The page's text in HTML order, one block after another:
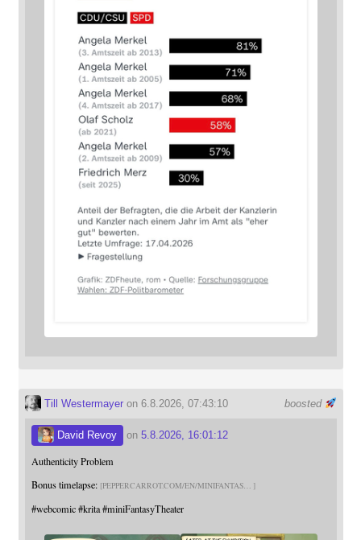
boosted
Till Westermayeron 6.8.2026, 07:43:10
David Revoy on 5.8.2026, 16:01:12
Authenticity Problem
Bonus timelapse: PEPPERCARROT.COM/EN/MINIFANTAS
#webcomic #krita #miniFantasyTheater